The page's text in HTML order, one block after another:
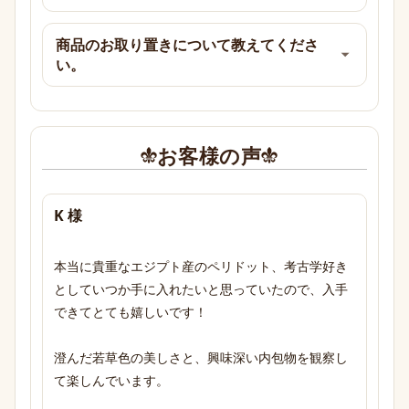
商品のお取り置きについて教えてくださ
い。
お客様の声
K 様
本当に貴重なエジプト産のペリドット、考古学好き
としていつか手に入れたいと思っていたので、入手
できてとても嬉しいです！
澄んだ若草色の美しさと、興味深い内包物を観察し
て楽しんでいます。